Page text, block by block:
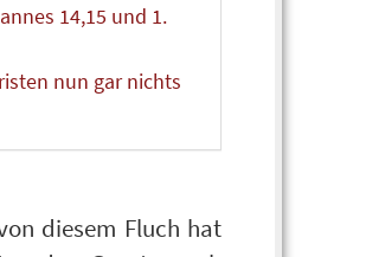
14,15 und 1.
nun gar nichts
diesem Fluch hat